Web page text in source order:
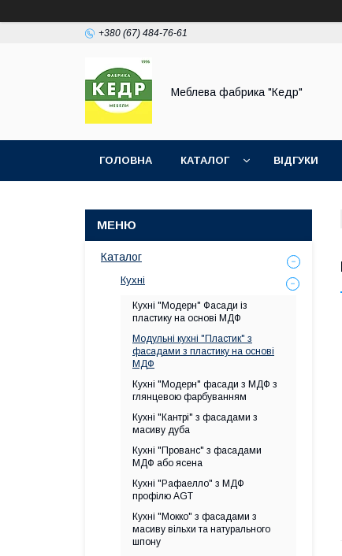
+380 (67) 484-76-61
Меблева фабрика "Кедр"
ГОЛОВНА КАТАЛОГ ВІДГУКИ
Каталог
Кухні
Кухні "Модерн" Фасади із
пластику на основі МДФ
Модульні кухні "Пластик" з
фасадами з пластику на основі
МДФ
Кухні "Модерн" фасади з МДФ з
глянцевою фарбуванням
Кухні "Кантрі" з фасадами з
масиву дуба
Кухні "Прованс" з фасадами
МДФ або ясена
Кухні "Рафаелло" з МДФ
профілю AGT
Кухні "Мокко" з фасадами з
масиву вільхи та натурального
шпону